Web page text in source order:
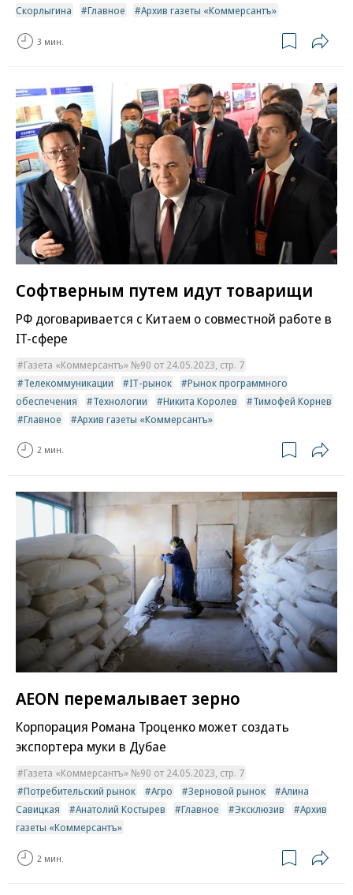
Скорлыгина Главное Архив газеты «Коммерсантъ»
3 мин.
Софтверным путем идут товарищи
РФ договаривается с Китаем о совместной работе в
IT-сфере
Газета «Коммерсантъ» №90 от 24.05.2023, стр. 7
Телекоммуникации
IT-рынок
Рынок программного
обеспечения
Технологии Никита Королев
Тимофей Корнев
Главное
Архив газеты «Коммерсантъ»
2 мин.
AEON перемалывает зерно
Корпорация Романа Троценко может создать
экспортера муки в Дубае
Газета «Коммерсантъ» №90 от 24.05.2023, стр. 7
Потребительский рынок
Агро Зерновой рынок
Алина
Савицкая
Анатолий Костырев Главное Эксклюзив
Архив
газеты «Коммерсантъ»
2 мин.